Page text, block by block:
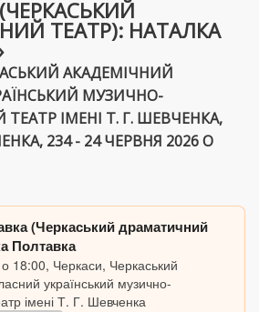
ТЕАТР): НАТАЛКА
АКАДЕМІЧНИЙ
МУЗИЧНО-
ІМЕНІ Т. Г. ШЕВЧЕНКА,
234 - 24 ЧЕРВНЯ 2026 О
(Черкаський драматичний
Полтавка
18:00, Черкаси, Черкаський
український музично-
імені Т. Г. Шевченка